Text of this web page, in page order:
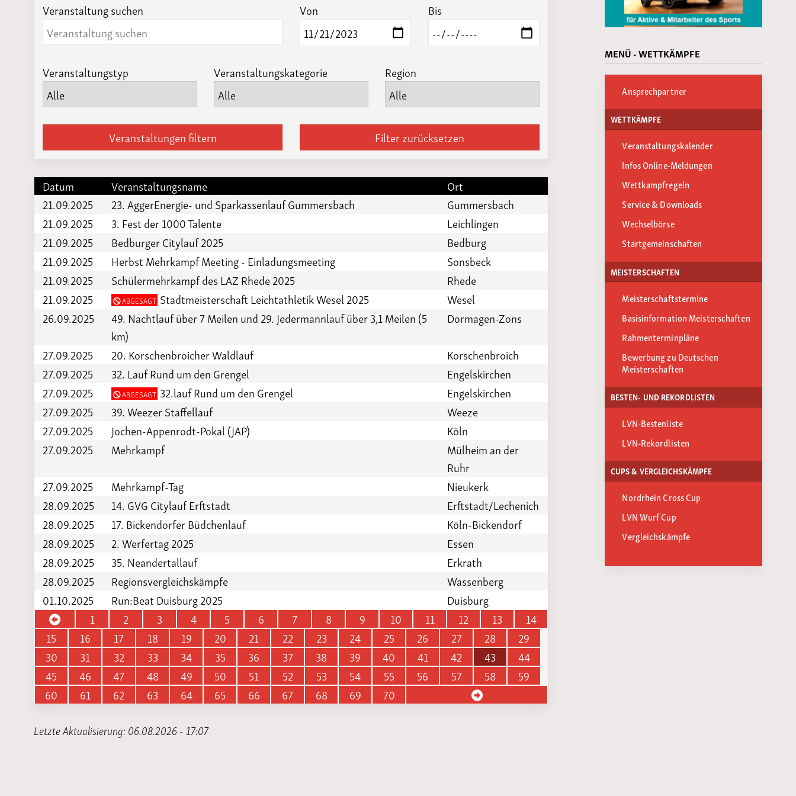
LSB-
Schutzkonzeptgenerator
Laufveranstaltertagungen
2023
Veranstaltung suchen Von Bis
Veranstaltungstyp Veranstaltungskategorie Region
Veranstaltungen filtern Filter zurücksetzen
Datum Veranstaltungsname
Ort
21.09.2025
23. AggerEnergie- und Sparkassenlauf Gummersbach
Gummersbach
21.09.2025
3. Fest der 1000 Talente
Leichlingen
21.09.2025
Bedburger Citylauf 2025
Bedburg
21.09.2025
Herbst Mehrkampf Meeting - Einladungsmeeting
Sonsbeck
21.09.2025
Schülermehrkampf des LAZ Rhede 2025
Rhede
21.09.2025
ABGESAGT Stadtmeisterschaft Leichtathletik Wesel 2025
Wesel
26.09.2025
49. Nachtlauf über 7 Meilen und 29. Jedermannlauf über 3,1 Meilen (5
km)
Dormagen-Zons
27.09.2025
20. Korschenbroicher Waldlauf
Korschenbroich
27.09.2025
32. Lauf Rund um den Grengel
Engelskirchen
27.09.2025
ABGESAGT 32.lauf Rund um den Grengel
Engelskirchen
27.09.2025
39. Weezer Staffellauf
Weeze
27.09.2025
Jochen-Appenrodt-Pokal (JAP)
Köln
27.09.2025
Mehrkampf
Mülheim an der
Ruhr
27.09.2025
Mehrkampf-Tag
Nieukerk
28.09.2025
14. GVG Citylauf Erftstadt
Erftstadt/Lechenich
28.09.2025
17. Bickendorfer Büdchenlauf
Köln-Bickendorf
28.09.2025
2. Werfertag 2025
Essen
28.09.2025
35. Neandertallauf
Erkrath
28.09.2025
Regionsvergleichskämpfe
Wassenberg
01.10.2025
Run:Beat Duisburg 2025
Duisburg
1
2 3 4 5 6 7 8 9 10 11 12 13
14
15
16 17 18 19 20 21 22 23 24 25 26 27 28
29
30
31 32 33 34 35 36 37 38 39 40 41 42 43
44
45
46 47 48 49 50 51 52 53 54 55 56 57 58
59
60
61 62 63 64 65 66 67 68 69
70
Letzte Aktualisierung: 06.08.2026 - 17:07
MENÜ - WETTKÄMPFE
Ansprechpartner
WETTKÄMPFE
Veranstaltungskalender
Infos Online-Meldungen
Wettkampfregeln
Service & Downloads
Wechselbörse
Startgemeinschaften
MEISTERSCHAFTEN
Meisterschaftstermine
Basisinformation Meisterschaften
Rahmenterminpläne
Bewerbung zu Deutschen
Meisterschaften
BESTEN- UND REKORDLISTEN
LVN-Bestenliste
LVN-Rekordlisten
CUPS & VERGLEICHSKÄMPFE
Nordrhein Cross Cup
LVN Wurf Cup
Vergleichskämpfe